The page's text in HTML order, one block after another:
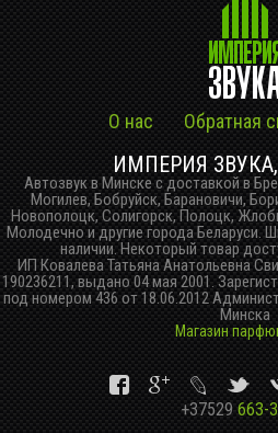
О нас Обратная
ИМПЕРИЯ ЗВУКА,
Автозвук в Минске с доставкой в
Могилев, Бобруйск, Барановичи,
Новополоцк, Солигорск, Полоцк,
Молодечно и другие города Беларуси.
наличии. Некоторый товар
ИП Ковалева Татьяна Анатольевна
190236211, выдано 04 мая 2001.
под номером 436 от 18.06.2012
Минска
Магазин
+37529 663-